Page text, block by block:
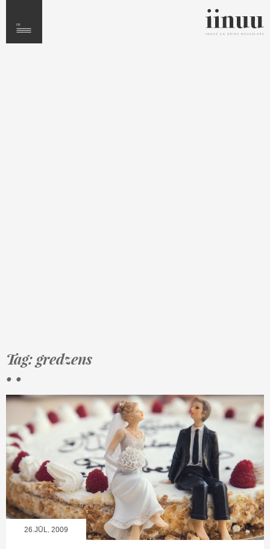
Tag: gredzens
• •
26.JŪL, 2009